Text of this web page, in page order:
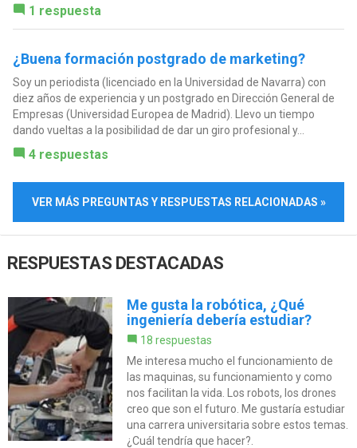
1 respuesta
¿Buena formación postgrado de marketing?
Soy un periodista (licenciado en la Universidad de Navarra) con
diez años de experiencia y un postgrado en Dirección General de
Empresas (Universidad Europea de Madrid). Llevo un tiempo
dando vueltas a la posibilidad de dar un giro profesional y...
4 respuestas
VER MÁS PREGUNTAS Y RESPUESTAS RELACIONADAS »
RESPUESTAS DESTACADAS
Me gusta la robótica, ¿Qué
ingeniería debería estudiar?
18 respuestas
Me interesa mucho el funcionamiento de
las maquinas, su funcionamiento y como
nos facilitan la vida. Los robots, los drones
creo que son el futuro. Me gustaría estudiar
una carrera universitaria sobre estos temas.
¿Cuál tendría que hacer?.